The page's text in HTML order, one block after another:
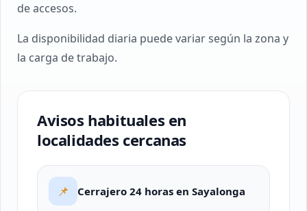
de accesos.
La disponibilidad diaria puede variar según la zona y
la carga de trabajo.
Avisos habituales en
localidades cercanas
📌 Cerrajero 24 horas en Sayalonga